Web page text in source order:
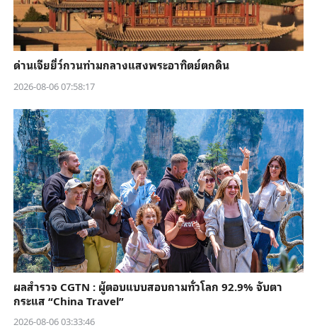
ด่านเจียยี่ว์กวนท่ามกลางแสงพระอาทิตย์ตกดิน
2026-08-06 07:58:17
ผลสำรวจ CGTN : ผู้ตอบแบบสอบถามทั่วโลก 92.9% จับตา
กระแส “China Travel”
2026-08-06 03:33:46